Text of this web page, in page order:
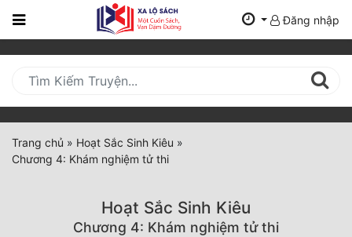
Trang
Mới
Cập
Nhật
(current)
Đăng nhập
Trang chủ » Hoạt Sắc Sinh Kiêu »
Chương 4: Khám nghiệm tử thi
Hoạt Sắc Sinh Kiêu
Chương 4: Khám nghiệm tử thi